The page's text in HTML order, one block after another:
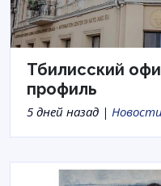
Тбилисский
профиль
5 дней назад | Новости